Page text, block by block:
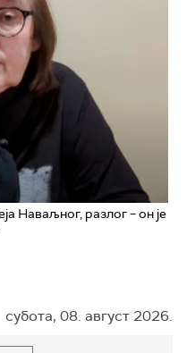
Наваљног, разлог – он је
субота, 08. август 2026.